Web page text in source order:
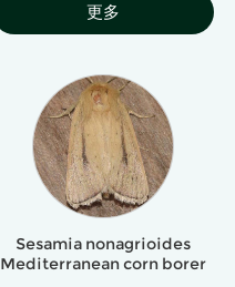
更多
Sesamia nonagrioides
Mediterranean corn borer